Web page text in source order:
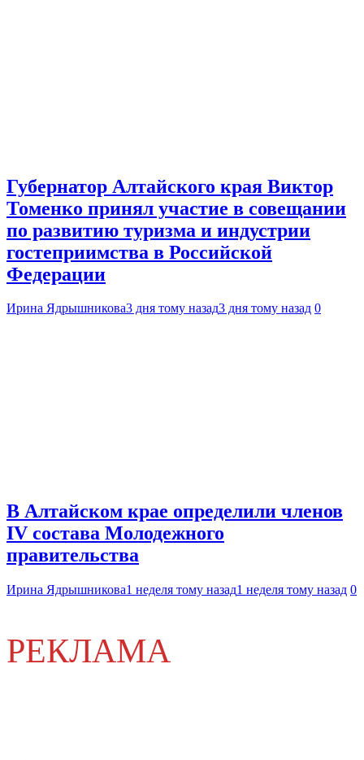
Губернатор Алтайского края Виктор
Томенко принял участие в совещании
по развитию туризма и индустрии
гостеприимства в Российской
Федерации
Ирина Ядрышникова3 дня тому назад3 дня тому назад 0
В Алтайском крае определили членов
IV состава Молодежного
правительства
Ирина Ядрышникова1 неделя тому назад1 неделя тому назад 0
РЕКЛАМА